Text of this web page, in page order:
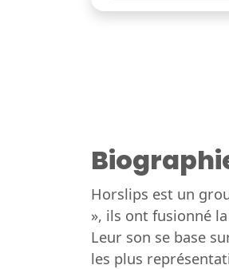
Horslips est un
», ils ont fusionné
Leur son se base
les plus